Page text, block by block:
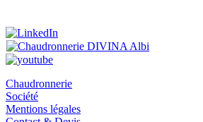
Chaudronnerie
Société
Mentions légales